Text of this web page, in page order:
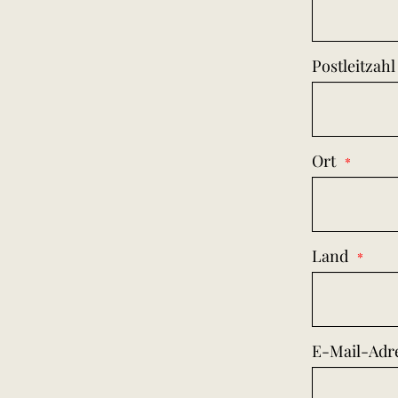
Postleitzahl
Ort
Land
E-Mail-